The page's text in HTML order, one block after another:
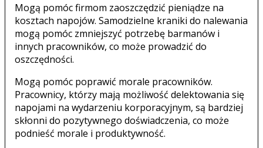
Mogą pomóc firmom zaoszczędzić pieniądze na
kosztach napojów. Samodzielne kraniki do nalewania
mogą pomóc zmniejszyć potrzebę barmanów i
innych pracowników, co może prowadzić do
oszczędności.
Mogą pomóc poprawić morale pracowników.
Pracownicy, którzy mają możliwość delektowania się
napojami na wydarzeniu korporacyjnym, są bardziej
skłonni do pozytywnego doświadczenia, co może
podnieść morale i produktywność.